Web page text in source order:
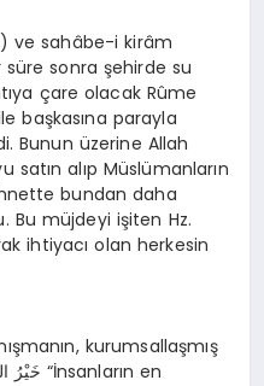
ve sahâbe-i kirâm
sonra şehirde su
çare olacak Rûme
başkasına parayla
Bunun üzerine Allah
satın alıp Müslümanların
bundan daha
Bu müjdeyi işiten Hz.
ihtiyacı olan herkesin
kurumsallaşmış